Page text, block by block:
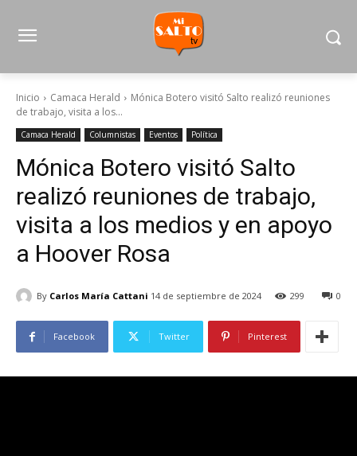
Inicio Camaca Herald
Mónica Botero visitó Salto realizó reuniones
de trabajo, visita a los...
Camaca Herald Columnistas Eventos Política
Mónica Botero visitó Salto
realizó reuniones de trabajo,
visita a los medios y en apoyo
a Hoover Rosa
By Carlos María Cattani 14 de septiembre de 2024 0
299
Facebook Twitter Pinterest